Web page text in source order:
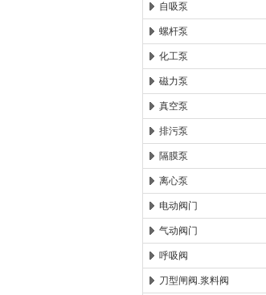
自吸泵
螺杆泵
化工泵
磁力泵
真空泵
排污泵
隔膜泵
离心泵
电动阀门
气动阀门
呼吸阀
刀型闸阀.浆料阀